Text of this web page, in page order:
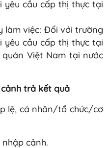
yêu cầu cấp thị thực tại
làm việc: Đối với trường
yêu cầu cấp thị thực tại
Việt Nam tại nước
trả kết quả
lệ, cá nhân/tổ chức/cơ
cảnh.